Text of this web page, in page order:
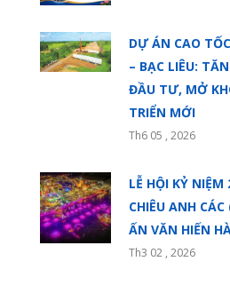
DỰ ÁN CAO
– BẠC LIÊU:
ĐẦU TƯ, MỞ
TRIỂN MỚI
Th6 05 , 2026
LỄ HỘI KỶ
CHIÊU ANH
ẤN VĂN HIẾN
Th3 02 , 2026